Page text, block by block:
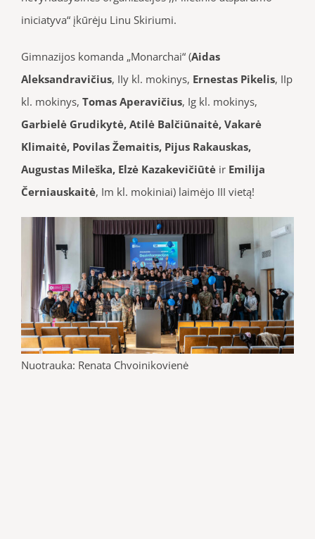
iniciatyva“ įkūrėju Linu Skiriumi.
Gimnazijos komanda „Monarchai“ (Aidas
Aleksandravičius, IIy kl. mokinys, Ernestas Pikelis, IIp
kl. mokinys, Tomas Aperavičius, Ig kl. mokinys,
Garbielė Grudikytė, Atilė Balčiūnaitė, Vakarė
Klimaitė, Povilas Žemaitis, Pijus Rakauskas,
Augustas Mileška, Elzė Kazakevičiūtė ir Emilija
Černiauskaitė, Im kl. mokiniai) laimėjo III vietą!
Nuotrauka: Renata Chvoinikovienė